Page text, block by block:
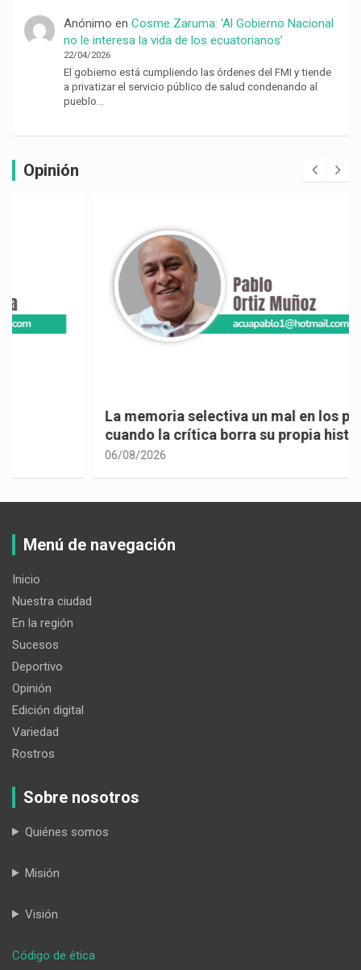
Anónimo en Cosme Zaruma: ‘Al Gobierno Nacional
no le interesa la vida de los ecuatorianos’
22/04/2026
El gobierno está cumpliendo las órdenes del FMI y tiende
a privatizar el servicio público de salud condenando al
pueblo…
Opinión
La memoria selectiva un mal en los políticos,
cuando la crítica borra su propia historia
Menú de navegación
Inicio
Nuestra ciudad
En la región
Sucesos
Deportivo
Opinión
Edición digital
Variedad
Rostros
Sobre nosotros
Quiénes somos
Misión
Visión
Código de ética